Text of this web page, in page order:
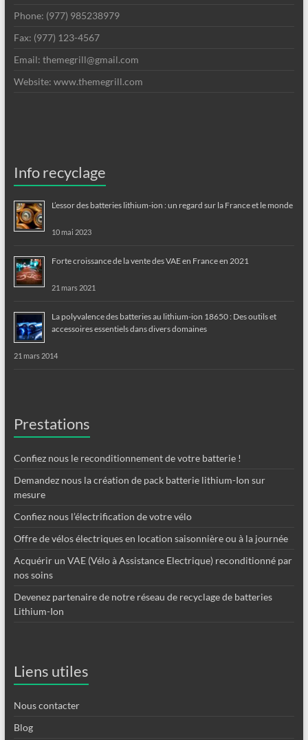
Phone: (977) 985238979
Fax: (977) 123-4567
Email: themegrill@gmail.com
Website: www.themegrill.com
Info recyclage
L’essor des batteries lithium-ion : un regard sur la France et le monde
10 mai 2023
Forte croissance de la vente des VAE en France en 2021
21 mars 2021
La polyvalence des batteries au lithium-ion 18650 : Des outils et
accessoires essentiels dans divers domaines
21 mars 2014
Prestations
Confiez nous le reconditionnement de votre batterie !
Demandez nous la création de pack batterie lithium-Ion sur
mesure
Confiez nous l’électrification de votre vélo
Offre de vélos électriques en location saisonnière ou à la journée
Acquérir un VAE (Vélo à Assistance Electrique) reconditionné par
nos soins
Devenez partenaire de notre réseau de recyclage de batteries
Lithium-Ion
Liens utiles
Nous contacter
Blog